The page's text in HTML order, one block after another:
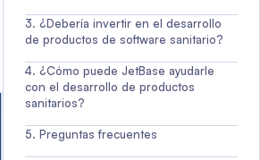
¿Debería invertir en el desarrollo
de productos de software sanitario?
¿Cómo puede JetBase ayudarle
con el desarrollo de productos
sanitarios?
Preguntas frecuentes